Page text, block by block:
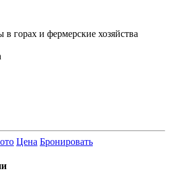
горах и фермерские хозяйства
Цена Бронировать